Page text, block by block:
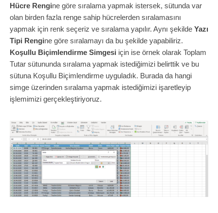
Hücre Rengine göre sıralama yapmak istersek, sütunda var
olan birden fazla renge sahip hücrelerden sıralamasını
yapmak için renk seçeriz ve sıralama yapılır. Aynı şekilde Yazı
Tipi Rengine göre sıralamayı da bu şekilde yapabiliriz.
Koşullu Biçimlendirme Simgesi için ise örnek olarak Toplam
Tutar sütununda sıralama yapmak istediğimizi belirttik ve bu
sütuna Koşullu Biçimlendirme uyguladık. Burada da hangi
simge üzerinden sıralama yapmak istediğimizi işaretleyip
işlemimizi gerçekleştiriyoruz.